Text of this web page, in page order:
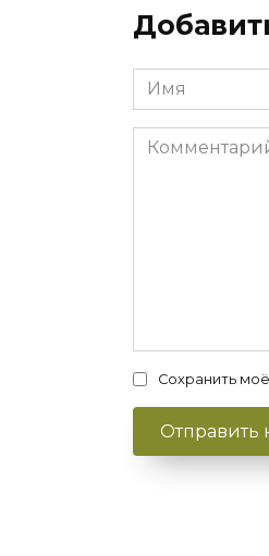
Имя
*
Комментарий
Сохранить